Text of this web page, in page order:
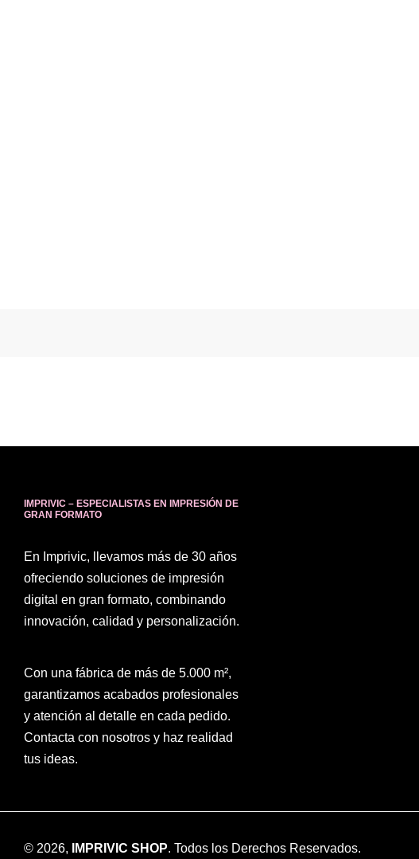
IMPRIVIC – ESPECIALISTAS EN IMPRESIÓN DE
GRAN FORMATO
En Imprivic, llevamos más de 30 años
ofreciendo soluciones de impresión
digital en gran formato, combinando
innovación, calidad y personalización.
Con una fábrica de más de 5.000 m²,
garantizamos acabados profesionales
y atención al detalle en cada pedido.
Contacta con nosotros y haz realidad
tus ideas.
© 2026, IMPRIVIC SHOP. Todos los Derechos Reservados.